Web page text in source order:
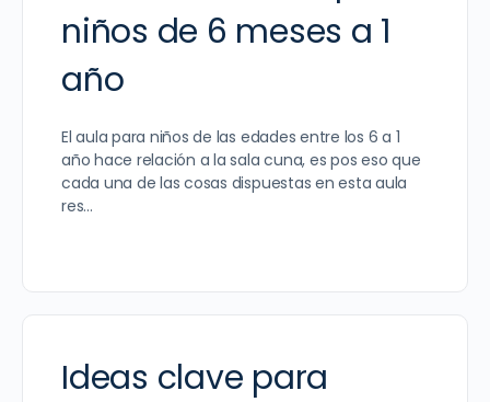
niños de 6 meses a 1
año
El aula para niños de las edades entre los 6 a 1
año hace relación a la sala cuna, es pos eso que
cada una de las cosas dispuestas en esta aula
res…
Ideas clave para